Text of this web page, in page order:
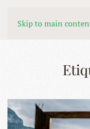
Skip to main
MENÚ